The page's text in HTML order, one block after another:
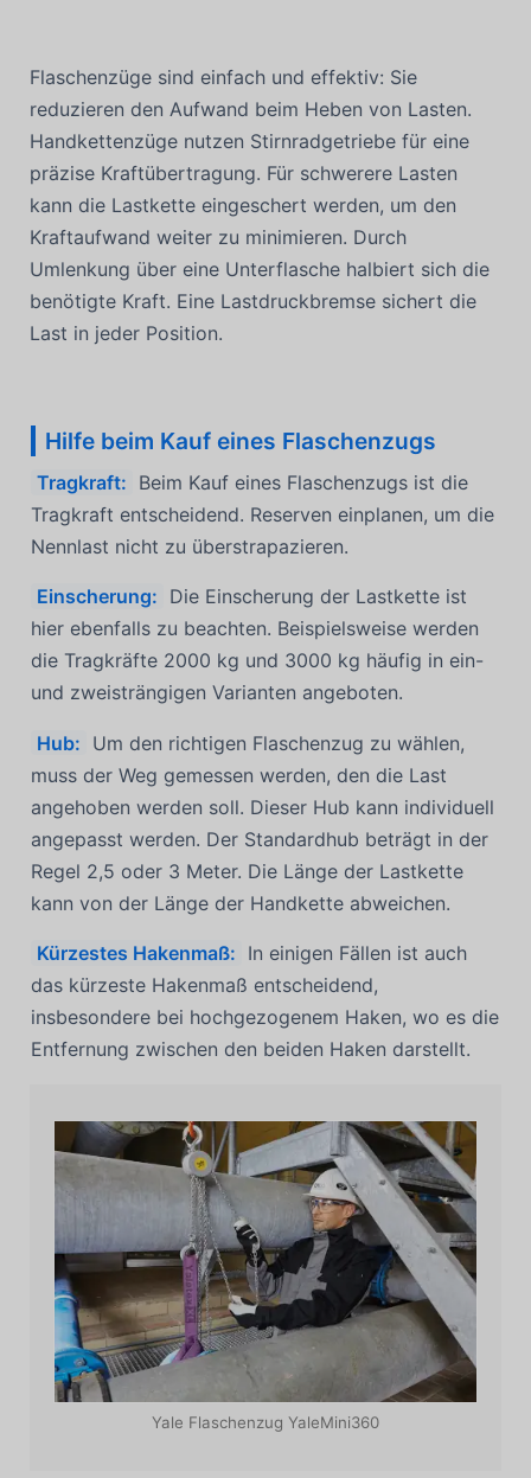
Flaschenzüge sind einfach und effektiv: Sie
reduzieren den Aufwand beim Heben von Lasten.
Handkettenzüge nutzen Stirnradgetriebe für eine
präzise Kraftübertragung. Für schwerere Lasten
kann die Lastkette eingeschert werden, um den
Kraftaufwand weiter zu minimieren. Durch
Umlenkung über eine Unterflasche halbiert sich die
benötigte Kraft. Eine Lastdruckbremse sichert die
Last in jeder Position.
Hilfe beim Kauf eines Flaschenzugs
Tragkraft: Beim Kauf eines Flaschenzugs ist die
Tragkraft entscheidend. Reserven einplanen, um die
Nennlast nicht zu überstrapazieren.
Einscherung: Die Einscherung der Lastkette ist
hier ebenfalls zu beachten. Beispielsweise werden
die Tragkräfte 2000 kg und 3000 kg häufig in ein-
und zweisträngigen Varianten angeboten.
Hub: Um den richtigen Flaschenzug zu wählen,
muss der Weg gemessen werden, den die Last
angehoben werden soll. Dieser Hub kann individuell
angepasst werden. Der Standardhub beträgt in der
Regel 2,5 oder 3 Meter. Die Länge der Lastkette
kann von der Länge der Handkette abweichen.
Kürzestes Hakenmaß: In einigen Fällen ist auch
das kürzeste Hakenmaß entscheidend,
insbesondere bei hochgezogenem Haken, wo es die
Entfernung zwischen den beiden Haken darstellt.
Yale Flaschenzug YaleMini360